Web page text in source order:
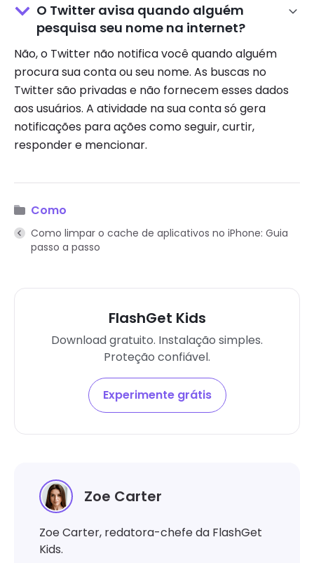
O Twitter avisa quando alguém
pesquisa seu nome na internet?
Não, o Twitter não notifica você quando alguém
procura sua conta ou seu nome. As buscas no
Twitter são privadas e não fornecem esses dados
aos usuários. A atividade na sua conta só gera
notificações para ações como seguir, curtir,
responder e mencionar.
Como
Como limpar o cache de aplicativos no iPhone: Guia
passo a passo
FlashGet Kids
Download gratuito. Instalação simples.
Proteção confiável.
Experimente grátis
Zoe Carter
Zoe Carter, redatora-chefe da FlashGet
Kids.